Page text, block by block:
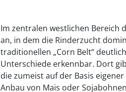
Im zentralen westlichen Bereich
an, in dem die Rinderzucht
traditionellen „Corn Belt“
Unterschiede erkennbar. Dort
die zumeist auf der Basis
Anbau von Mais oder